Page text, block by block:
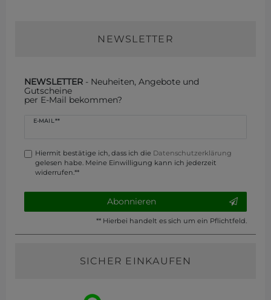
NEWSLETTER
NEWSLETTER - Neuheiten, Angebote und
Gutscheine
per E-Mail bekommen?
E-MAIL **
Newsletter
Hiermit bestätige ich, dass ich die Daten­schutz­erklärung
gelesen habe. Meine Einwilligung kann ich jederzeit
widerrufen.**
Abonnieren
** Hierbei handelt es sich um ein Pflichtfeld.
SICHER EINKAUFEN